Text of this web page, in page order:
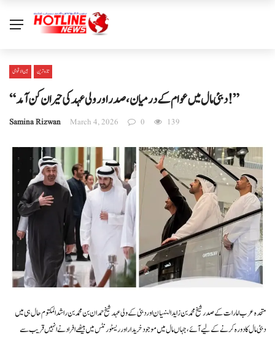
بین الا قوامی تازہ ترین
“دبئی مال میں عوام کے درمیان، صدر اور ولی عہد کی حیران کن آمد!”
Samina Rizwan March 4, 2026 0 139
متحدہ عرب امارات کے صدر شیخ محمد بن زاید النہیان اور دبئی کے ولی عہد شیخ حمدان بن محمد بن راشد المکتوم حال ہی میں
دبئی مال کا دورہ کرنے کے لیے آئے، جہاں مال میں موجود خریدار اور ریسٹورنٹس میں بیٹھے افراد نے انہیں قریب سے